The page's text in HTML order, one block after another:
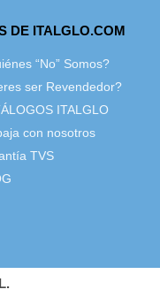
DE ITALGLO.COM
“No” Somos?
ser Revendedor?
ITALGLO
con nosotros
TVS